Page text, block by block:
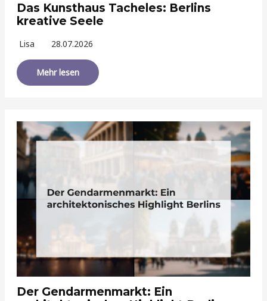
Das Kunsthaus Tacheles: Berlins
kreative Seele
Lisa 28.07.2026
Mehr lesen
Der Gendarmenmarkt: Ein